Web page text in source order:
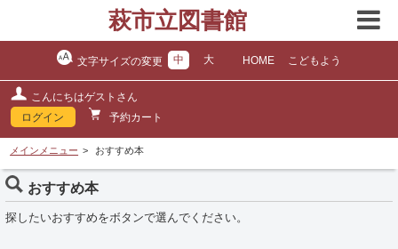
萩市立図書館
文字サイズの変更 中 大 HOME こどもよう
こんにちはゲストさん
ログイン
予約カート
メインメニュー おすすめ本
おすすめ本
探したいおすすめをボタンで選んでください。